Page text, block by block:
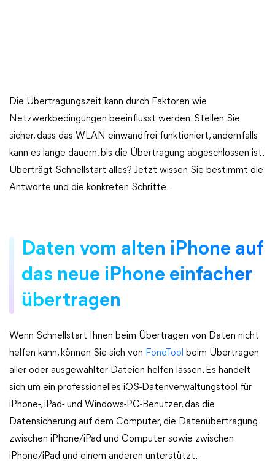
Die Übertragungszeit kann durch Faktoren wie
Netzwerkbedingungen beeinflusst werden. Stellen Sie
sicher, dass das WLAN einwandfrei funktioniert, andernfalls
kann es lange dauern, bis die Übertragung abgeschlossen ist.
Überträgt Schnellstart alles? Jetzt wissen Sie bestimmt die
Antworte und die konkreten Schritte.
Daten vom alten iPhone auf
das neue iPhone einfacher
übertragen
Wenn Schnellstart Ihnen beim Übertragen von Daten nicht
helfen kann, können Sie sich von FoneTool beim Übertragen
aller oder ausgewählter Dateien helfen lassen. Es handelt
sich um ein professionelles iOS-Datenverwaltungstool für
iPhone-, iPad- und Windows-PC-Benutzer, das die
Datensicherung auf dem Computer, die Datenübertragung
zwischen iPhone/iPad und Computer sowie zwischen
iPhone/iPad und einem anderen unterstützt.